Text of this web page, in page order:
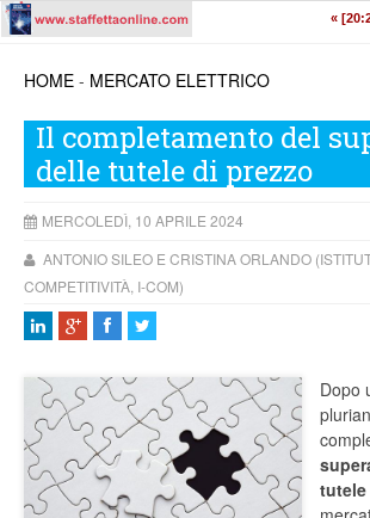
HOME - MERCATO ELETTRICO
Il completamento del
delle tutele di prezzo
MERCOLEDÌ, 10 APRILE 2024
ANTONIO SILEO E CRISTINA ORLANDO
COMPETITIVITÀ, I-COM)
Dopo
tutele